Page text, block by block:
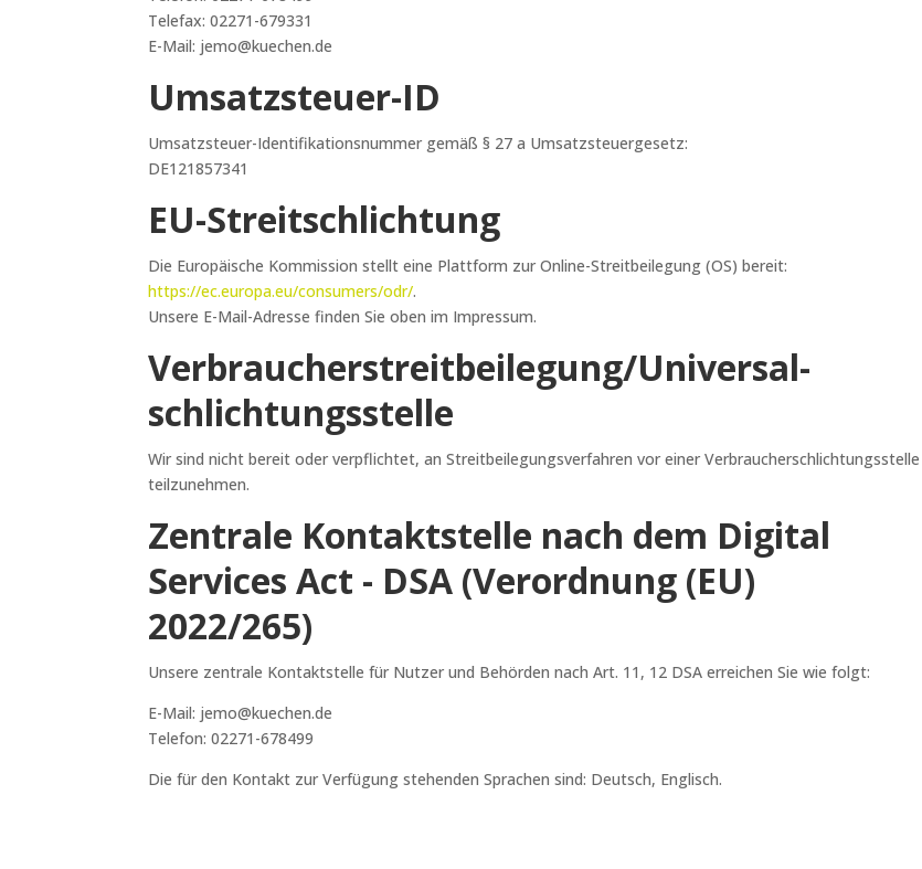
Telefax: 02271-679331
E-Mail: jemo@kuechen.de
Umsatzsteuer-ID
Umsatzsteuer-Identifikationsnummer gemäß § 27 a Umsatzsteuergesetz:
DE121857341
EU-Streitschlichtung
Die Europäische Kommission stellt eine Plattform zur Online-Streitbeilegung (OS) bereit:
https://ec.europa.eu/consumers/odr/.
Unsere E-Mail-Adresse finden Sie oben im Impressum.
Verbraucher­streit­beilegung/Universal­
schlichtungs­stelle
Wir sind nicht bereit oder verpflichtet, an Streitbeilegungsverfahren vor einer Verbraucherschlichtungsstelle
teilzunehmen.
Zentrale Kontaktstelle nach dem Digital
Services Act - DSA (Verordnung (EU)
2022/265)
Unsere zentrale Kontaktstelle für Nutzer und Behörden nach Art. 11, 12 DSA erreichen Sie wie folgt:
E-Mail: jemo@kuechen.de
Telefon: 02271-678499
Die für den Kontakt zur Verfügung stehenden Sprachen sind: Deutsch, Englisch.